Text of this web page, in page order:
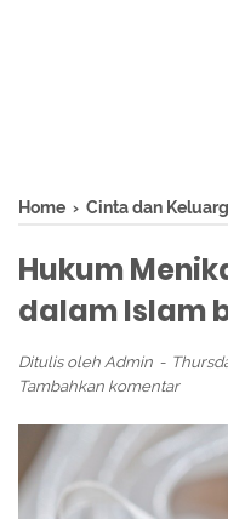
Home › Cinta dan
Hukum
dalam Islam
Ditulis oleh Admin
Tambahkan komentar